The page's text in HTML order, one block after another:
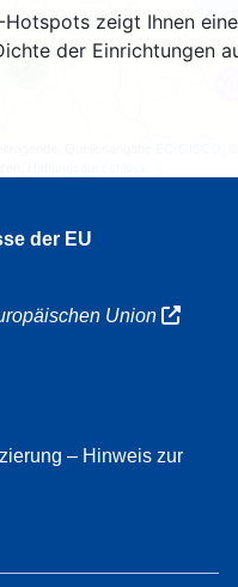
Hotspots zeigt Ihnen eine
der Einrichtungen
der EU
Union
– Hinweis zur